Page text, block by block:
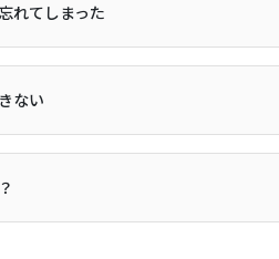
れてしまった
ない